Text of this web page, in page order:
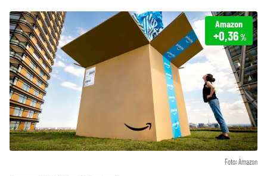
Foto: Amazon
Amazon
+0,36%